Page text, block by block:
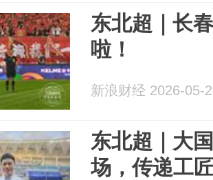
东北超｜长
啦！
新浪财经 2026-05-
东北超｜大
场，传递工